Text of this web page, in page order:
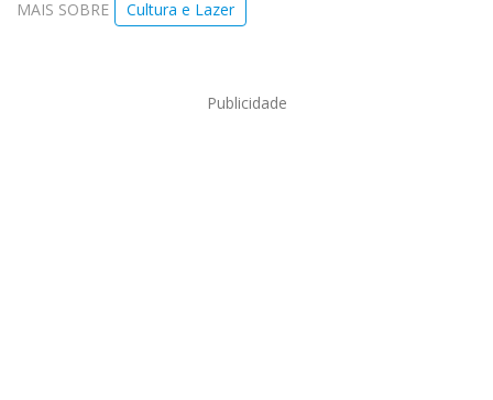
MAIS SOBRE Cultura e Lazer
Publicidade